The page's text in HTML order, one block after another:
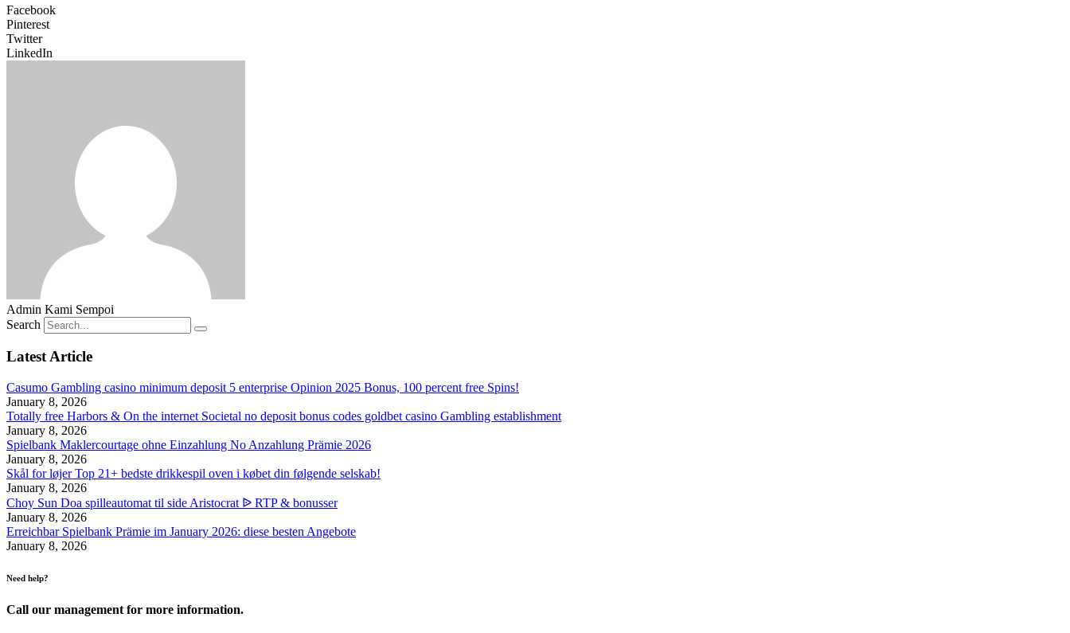
Facebook
Pinterest
Twitter
LinkedIn
Admin Kami Sempoi
Search
Latest Article
Casumo Gambling casino minimum deposit 5 enterprise Opinion 2025 Bonus, 100 percent free Spins!
January 8, 2026
Totally free Harbors & On the internet Societal no deposit bonus codes goldbet casino Gambling establishment
January 8, 2026
Spielbank Maklercourtage ohne Einzahlung No Anzahlung Prämie 2026
January 8, 2026
Skål for løjer Top 21+ bedste drikkespil oven i købet din følgende selskab!
January 8, 2026
Choy Sun Doa spilleautomat til side Aristocrat ᐉ RTP & bonusser
January 8, 2026
Erreichbar Spielbank Prämie im January 2026: diese besten Angebote
January 8, 2026
Need help?
Call our management for more information.